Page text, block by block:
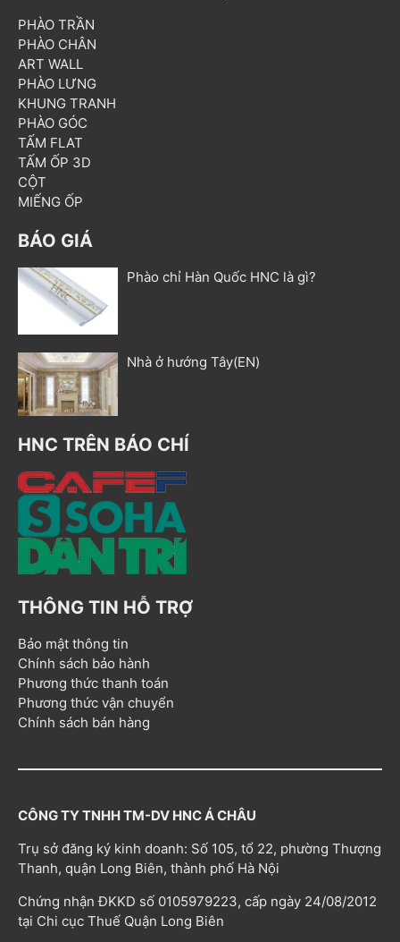
PHÀO TRẦN
PHÀO CHÂN
ART WALL
PHÀO LƯNG
KHUNG TRANH
PHÀO GÓC
TẤM FLAT
TẤM ỐP 3D
CỘT
MIẾNG ỐP
BÁO GIÁ
Phào chỉ Hàn Quốc HNC là gì?
Nhà ở hướng Tây(EN)
HNC TRÊN BÁO CHÍ
THÔNG TIN HỖ TRỢ
Bảo mật thông tin
Chính sách bảo hành
Phương thức thanh toán
Phương thức vận chuyển
Chính sách bán hàng
CÔNG TY TNHH TM-DV HNC Á CHÂU
Trụ sở đăng ký kinh doanh: Số 105, tổ 22, phường Thượng
Thanh, quận Long Biên, thành phố Hà Nội
Chứng nhận ĐKKD số 0105979223, cấp ngày 24/08/2012
tại Chi cục Thuế Quận Long Biên